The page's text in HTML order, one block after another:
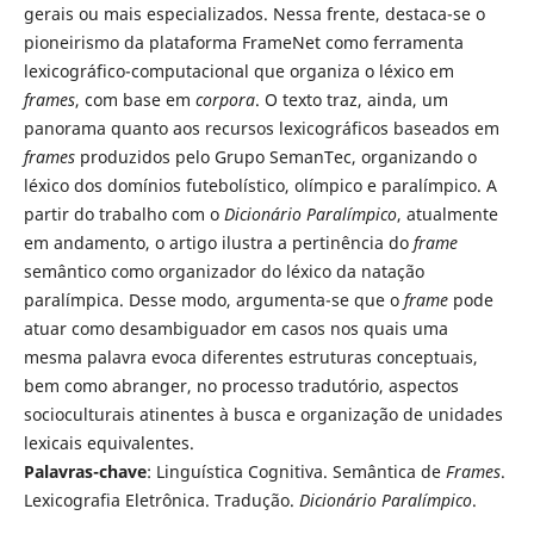
gerais ou mais especializados. Nessa frente, destaca-se o
pioneirismo da plataforma FrameNet como ferramenta
lexicográfico-computacional que organiza o léxico em
frames, com base em corpora. O texto traz, ainda, um
panorama quanto aos recursos lexicográficos baseados em
framesproduzidos pelo Grupo SemanTec, organizando o
léxico dos domínios futebolístico, olímpico e paralímpico. A
partir do trabalho com o Dicionário Paralímpico, atualmente
em andamento, o artigo ilustra a pertinência do frame
semântico como organizador do léxico da natação
paralímpica. Desse modo, argumenta-se que oframepode
atuar como desambiguador em casos nos quais uma
mesma palavra evoca diferentes estruturas conceptuais,
bem como abranger, no processo tradutório, aspectos
socioculturais atinentes à busca e organização de unidades
lexicais equivalentes.
Palavras-chave: Linguística Cognitiva. Semântica de Frames.
Lexicografia Eletrônica. Tradução. Dicionário Paralímpico.